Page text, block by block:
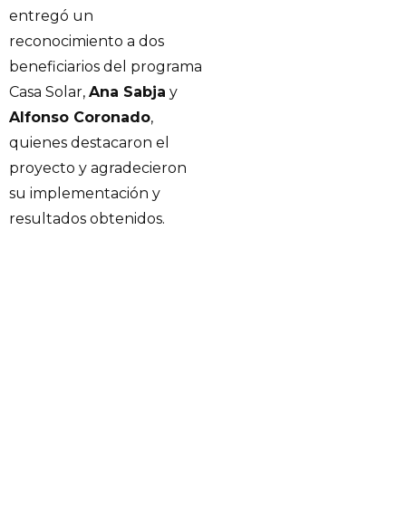
entregó un
reconocimiento a dos
beneficiarios del programa
Casa Solar, Ana Sabja y
Alfonso Coronado,
quienes destacaron el
proyecto y agradecieron
su implementación y
resultados obtenidos.